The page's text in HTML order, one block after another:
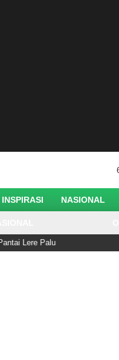
INSPIRASI NASIONAL
Disebut